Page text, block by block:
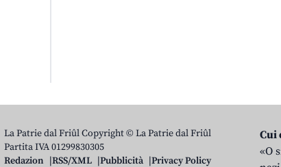
La Patrie dal Friûl Copyright © La Patrie dal Friûl
Partita IVA 01299830305
Redazion
RSS/XML Pubblicità Privacy Policy
Cui
«O